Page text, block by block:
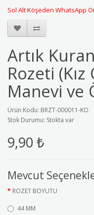
Sol Alt Köşeden WhatsApp
Artık
Rozeti
Manevi ve
Ürün Kodu: BRZT-000011-KO
Stok Durumu: Stokta var
9,90 ₺
Mevcut
ROZET BOYUTU
44 MM